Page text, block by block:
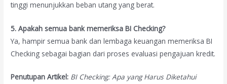
tinggi menunjukkan beban utang yang berat.
5. Apakah semua bank memeriksa BI Checking?
Ya, hampir semua bank dan lembaga keuangan memeriksa BI
Checking sebagai bagian dari proses evaluasi pengajuan kredit.
Penutupan Artikel: BI Checking: Apa yang Harus Diketahui